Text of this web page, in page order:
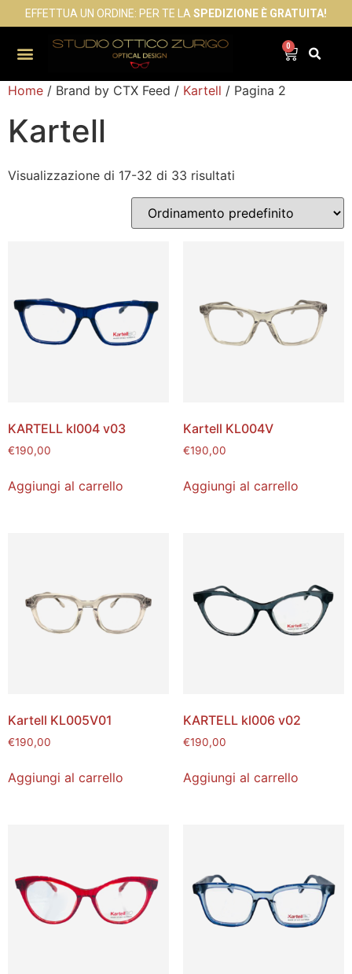
EFFETTUA UN ORDINE: PER TE LA SPEDIZIONE È GRATUITA!
0
Home / Brand by CTX Feed / Kartell / Pagina 2
Kartell
Visualizzazione di 17-32 di 33 risultati
KARTELL kl004 v03
€190,00
Aggiungi al carrello
Kartell KL004V
€190,00
Aggiungi al carrello
Kartell KL005V01
€190,00
Aggiungi al carrello
KARTELL kl006 v02
€190,00
Aggiungi al carrello